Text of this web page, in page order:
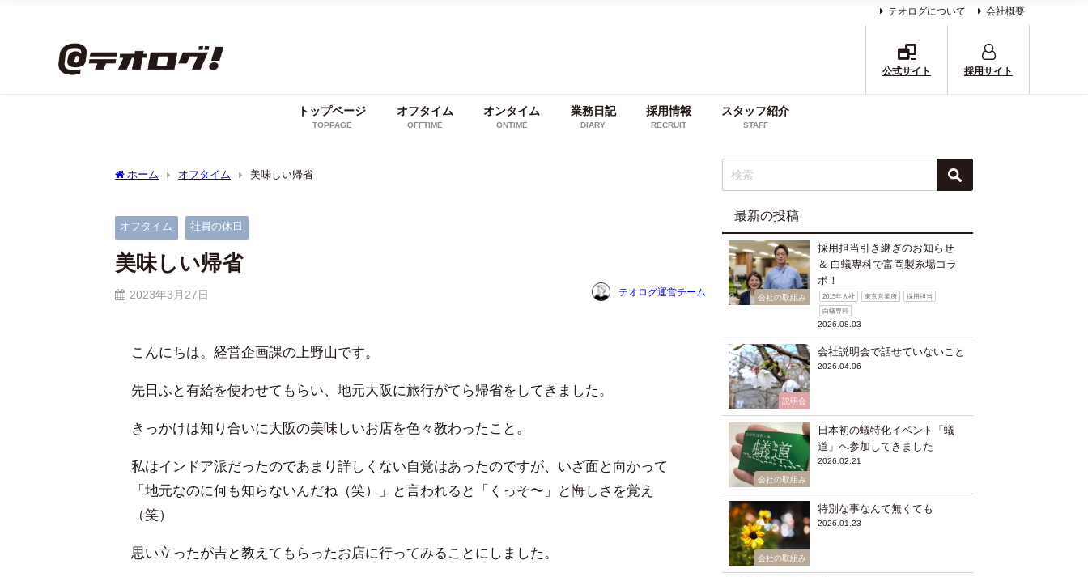
テオログについて 会社概要
公式サイト 採用サイト
トップページ
TOPPAGE
オフタイム
OFFTIME
オンタイム
ONTIME
業務日記
DIARY
採用情報
RECRUIT
スタッフ紹介
STAFF
ホーム オフタイム 美味しい帰省
オフタイム 社員の休日
美味しい帰省
2023年3月27日 テオログ運営チーム
こんにちは。経営企画課の上野山です。
先日ふと有給を使わせてもらい、地元大阪に旅行がてら帰省をしてきました。
きっかけは知り合いに大阪の美味しいお店を色々教わったこと。
私はインドア派だったのであまり詳しくない自覚はあったのですが、いざ面と向かって
「地元なのに何も知らないんだね（笑）」と言われると「くっそ〜」と悔しさを覚え
（笑）
思い立ったが吉と教えてもらったお店に行ってみることにしました。
最新の投稿
会社の取組み
採用担当引き継ぎのお知らせ
＆ 白蟻専科で富岡製糸場コラ
ボ！
2015年入社 東京営業所 採用担当
白蟻専科
2026.08.03
説明会
会社説明会で話せていないこと
2026.04.06
会社の取組み
日本初の蟻特化イベント「蟻
道」へ参加してきました
2026.02.21
会社の取組み
特別な事なんて無くても
2026.01.23